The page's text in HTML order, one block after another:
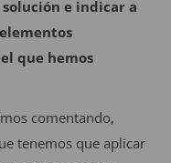
e indicar a
que hemos
comentando,
tenemos que aplicar